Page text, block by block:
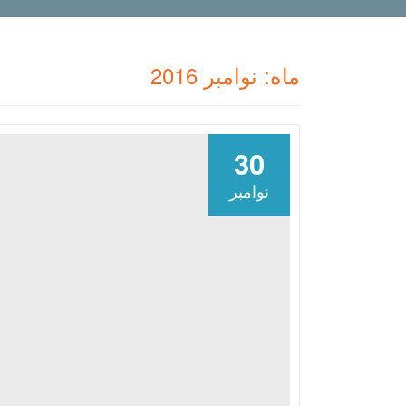
ماه: نوامبر 2016
30
نوامبر